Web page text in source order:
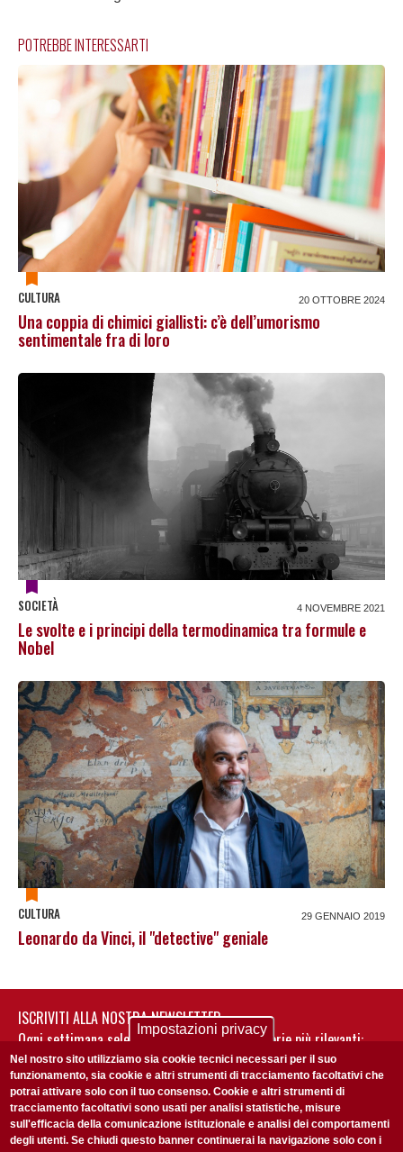
POTREBBE INTERESSARTI
CULTURA 20 OTTOBRE 2024
Una coppia di chimici giallisti: c’è dell’umorismo
sentimentale fra di loro
SOCIETÀ 4 NOVEMBRE 2021
Le svolte e i principi della termodinamica tra formule e
Nobel
CULTURA 29 GENNAIO 2019
Leonardo da Vinci, il "detective" geniale
ISCRIVITI ALLA NOSTRA NEWSLETTER
Ogni settimana selezioniamo per te nostre storie più rilevanti:
non perderti gli aggiornamenti della nostra newsletter
Impostazioni privacy
Nel nostro sito utilizziamo sia cookie tecnici necessari per il suo
funzionamento, sia cookie e altri strumenti di tracciamento facoltativi che
potrai attivare solo con il tuo consenso. Cookie e altri strumenti di
tracciamento facoltativi sono usati per analisi statistiche, misure
sull'efficacia della comunicazione istituzionale e analisi dei comportamenti
degli utenti. Se chiudi questo banner continuerai la navigazione solo con i